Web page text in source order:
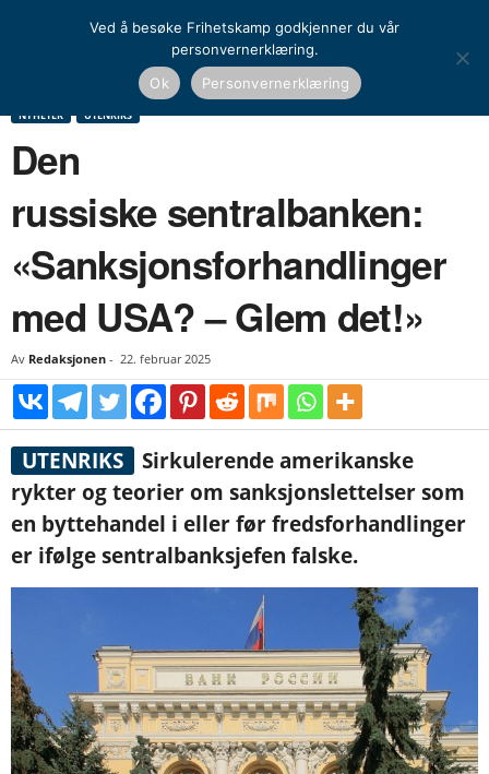
Den russiske sentralbanken: «Sanksjonsforhandlinger med USA? –
NYHETER UTENRIKS
Den
russiske sentralbanken:
«Sanksjonsforhandlinger
med USA? – Glem det!»
Av Redaksjonen - 22. februar 2025
UTENRIKS
Sirkulerende amerikanske
rykter og teorier om sanksjonslettelser som
en byttehandel i eller før fredsforhandlinger
er ifølge sentralbanksjefen falske.
Ved å besøke Frihetskamp godkjenner du vår
personvernerklæring.
Ok
Personvernerklæring